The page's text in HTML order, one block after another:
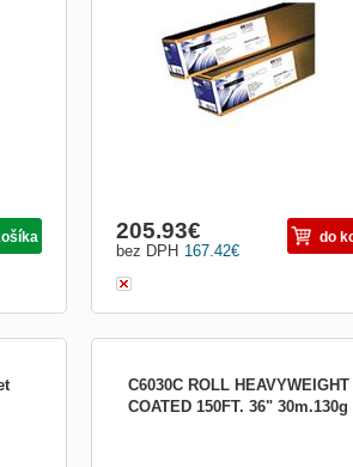
ideální k tisku přelepek a
obrazů. Opticky čirá fólie s vynikající
přilnavostí inkoustu, dokonale řízeným
vsakováním inkoustu a jasnými, živými
barvami.
167.42€
bez DPH
205.93€ do
C6030C ROLL HEAVYWEIGHT
COATED 150FT. 36" 30m.130g